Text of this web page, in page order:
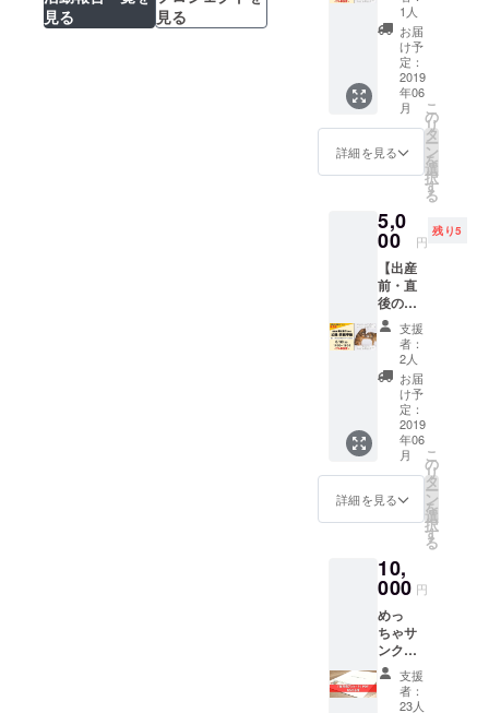
見る
見る
茶代に
ついて
は、支
援者様
にてご
負担い
ただき
うお願
い申し
パまた
はご夫
婦（7人
または7
組限
定） 本
リター
ンで
は、こ
コマを
受講す
ること
ができ
ます。
NPO法
人育児
サポー
douce.
が、
「おお
かみ学
級」の
名で実
婦人科
にて
親学級
を、
miraco
キャン
ペーン
のため
に特別
に開講
21:00
育児の
イメー
ジを膨
らまそ
所：渋
谷男女
ティセ
ンター
リス＞
対象：
出産
前・直
後のパ
パまた
はご夫
婦（7人
または7
組限
定） 本
リター
ンで
は、こ
コマを
受講す
ができ
ます。
NPO法
人育児
サポー
画）】
助産師
難波直
子さん
の「父
親･両親
学級」
日時：6
月9日
（日）
内容：
(A)14:0
0～
15:15
お産の
日の１
日
(B)15:1
16:30
育児の
イメー
ジを膨
らまそ
所：渋
谷男女
ティセ
ンター
リス＞
対象：
出産
前・直
後のパ
パまた
1人
お届
け予
定：
2019
年06
月
詳細を見る
こ
の
リ
タ
ー
ン
を
選
択
す
る
5,0
00 円
残り5
【出産
前・直
後のパ
パへ
（新企
画）】
助産師
難波直
子さん
の「父
親･両親
学級」
日時：6
月30日
（日）
内容：
(A)14:0
0～
15:15
お産の
日の１
日
(B)15:1
支援
者：
2人
お届
け予
定：
2019
年06
月
詳細を見る
こ
の
リ
タ
ー
ン
を
選
択
す
る
10,
000 円
めっ
ちゃサ
ンクス
メール
（お礼
のメッ
支援
者：
23人